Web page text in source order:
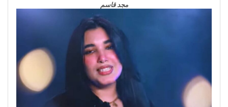
مجد قاسم